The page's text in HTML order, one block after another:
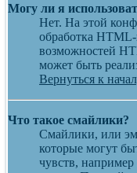
Могу ли я
Нет. На этой
обработка
возможностей
может быть
Вернуться к
Что такое смайлики?
Смайлики, или
которые могут
чувств, например